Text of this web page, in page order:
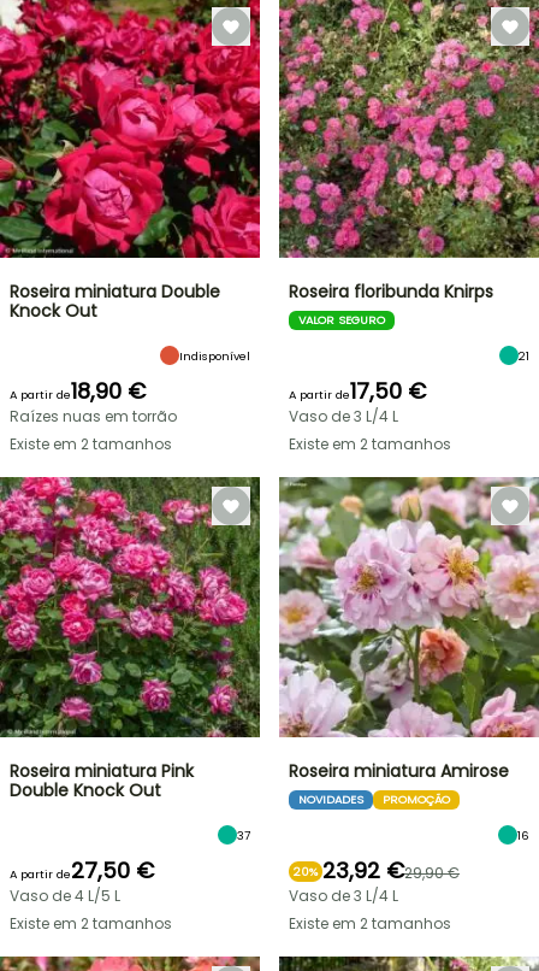
Roseira miniatura Double
Knock Out
Indisponível
A partir de18,90 €
Raízes nuas em torrão
Existe em 2 tamanhos
Roseira floribunda Knirps
VALOR SEGURO
21
A partir de17,50 €
Vaso de 3 L/4 L
Existe em 2 tamanhos
Roseira miniatura Pink
Double Knock Out
37
A partir de27,50 €
Vaso de 4 L/5 L
Existe em 2 tamanhos
Roseira miniatura Amirose
NOVIDADES PROMOÇÃO
16
20% 23,92 €29,90 €
Vaso de 3 L/4 L
Existe em 2 tamanhos